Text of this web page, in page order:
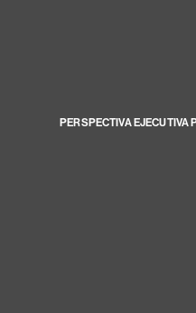
PERSPECTIVA EJECUTIVA